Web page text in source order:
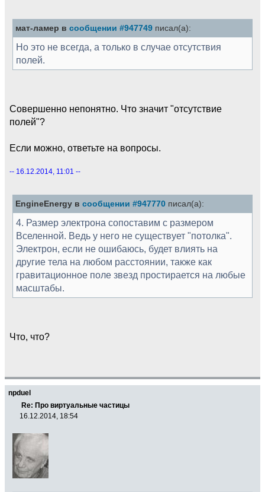
мат-ламер в сообщении #947749 писал(а):
Но это не всегда, а только в случае отсутствия
полей.
Совершенно непонятно. Что значит "отсутствие
полей"?
Если можно, ответьте на вопросы.
-- 16.12.2014, 11:01 --
EngineEnergy в сообщении #947770 писал(а):
4. Размер электрона сопоставим с размером
Вселенной. Ведь у него не существует "потолка".
Электрон, если не ошибаюсь, будет влиять на
другие тела на любом расстоянии, также как
гравитационное поле звезд простирается на любые
масштабы.
Что, что?
npduel
Re: Про виртуальные частицы
16.12.2014, 18:54